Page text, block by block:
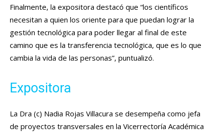
Finalmente, la expositora destacó que “los científicos
necesitan a quien los oriente para que puedan lograr la
gestión tecnológica para poder llegar al final de este
camino que es la transferencia tecnológica, que es lo que
cambia la vida de las personas”, puntualizó.
Expositora
La Dra (c) Nadia Rojas Villacura se desempeña como jefa
de proyectos transversales en la Vicerrectoría Académica